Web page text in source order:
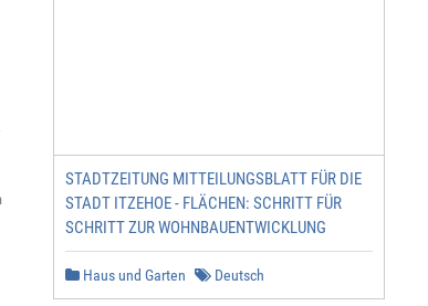
Wir
beim
dies STADTZEITUNG MITTEILUNGSBLATT FÜR DIE
STADT ITZEHOE - FLÄCHEN: SCHRITT FÜR
SCHRITT ZUR WOHNBAUENTWICKLUNG
Haus und Garten Deutsch